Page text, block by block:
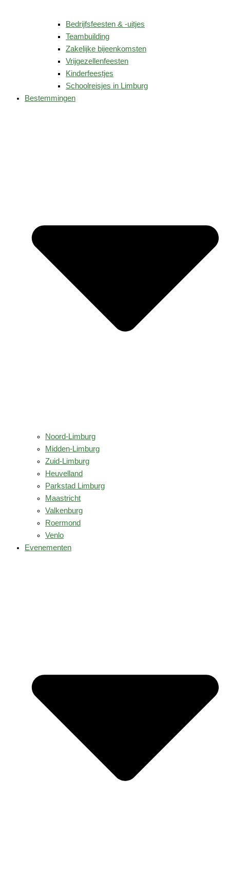
Bedrijfsfeesten & -uitjes
Teambuilding
Zakelijke bijeenkomsten
Vrijgezellenfeesten
Kinderfeestjes
Schoolreisjes in Limburg
Bestemmingen
Noord-Limburg
Midden-Limburg
Zuid-Limburg
Heuvelland
Parkstad Limburg
Maastricht
Valkenburg
Roermond
Venlo
Evenementen